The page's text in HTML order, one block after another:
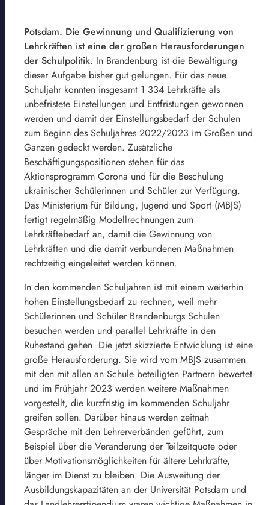
Potsdam. Die Gewinnung und Qualifizierung von
Lehrkräften ist eine der großen Herausforderungen
der Schulpolitik. In Brandenburg ist die Bewältigung
dieser Aufgabe bisher gut gelungen. Für das neue
Schuljahr konnten insgesamt 1 334 Lehrkräfte als
unbefristete Einstellungen und Entfristungen gewonnen
werden und damit der Einstellungsbedarf der Schulen
zum Beginn des Schuljahres 2022/2023 im Großen und
Ganzen gedeckt werden. Zusätzliche
Beschäftigungspositionen stehen für das
Aktionsprogramm Corona und für die Beschulung
ukrainischer Schülerinnen und Schüler zur Verfügung.
Das Ministerium für Bildung, Jugend und Sport (MBJS)
fertigt regelmäßig Modellrechnungen zum
Lehrkräftebedarf an, damit die Gewinnung von
Lehrkräften und die damit verbundenen Maßnahmen
rechtzeitig eingeleitet werden können.
In den kommenden Schuljahren ist mit einem weiterhin
hohen Einstellungsbedarf zu rechnen, weil mehr
Schülerinnen und Schüler Brandenburgs Schulen
besuchen werden und parallel Lehrkräfte in den
Ruhestand gehen. Die jetzt skizzierte Entwicklung ist eine
große Herausforderung. Sie wird vom MBJS zusammen
mit den mit allen an Schule beteiligten Partnern bewertet
und im Frühjahr 2023 werden weitere Maßnahmen
vorgestellt, die kurzfristig im kommenden Schuljahr
greifen sollen. Darüber hinaus werden zeitnah
Gespräche mit den Lehrerverbänden geführt, zum
Beispiel über die Veränderung der Teilzeitquote oder
über Motivationsmöglichkeiten für ältere Lehrkräfte,
länger im Dienst zu bleiben. Die Ausweitung der
Ausbildungskapazitäten an der Universität Potsdam und